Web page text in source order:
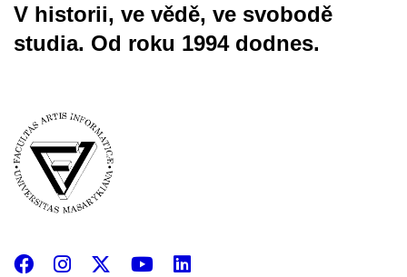
V historii, ve vědě, ve svobodě
studia. Od roku 1994 dodnes.
Facebook
InstagramYouTube
LinkedIn